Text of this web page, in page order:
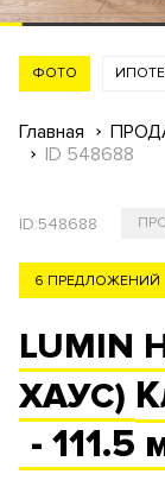
ФОТО
Главная
ID 548688
ID:548688
6 ПРЕДЛОЖЕНИЙ
LUMIN
ХАУС)
- 111.5